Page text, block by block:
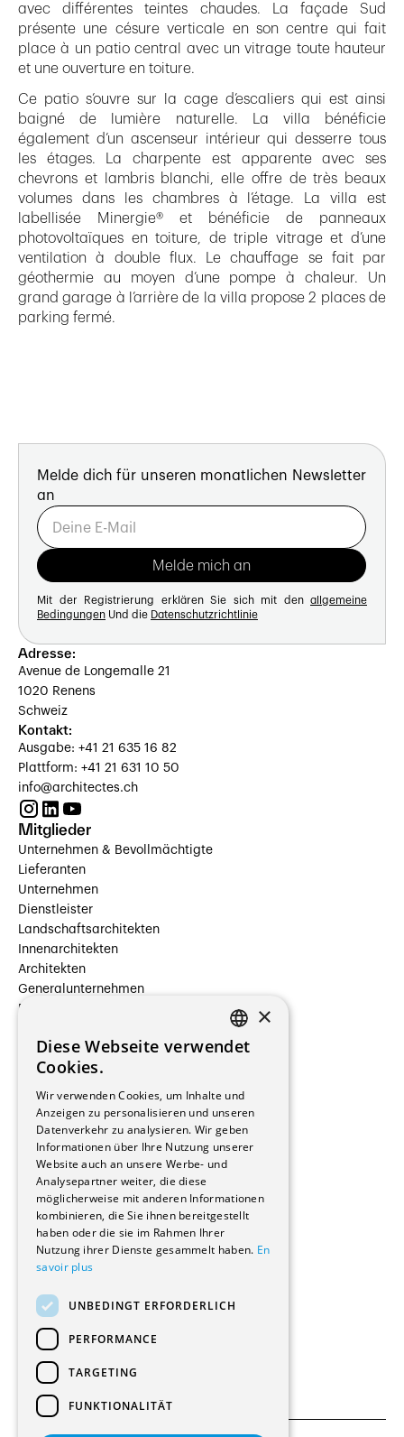
avec différentes teintes chaudes. La façade Sud
présente une césure verticale en son centre qui fait
place à un patio central avec un vitrage toute hauteur
et une ouverture en toiture.
Ce patio s’ouvre sur la cage d’escaliers qui est ainsi
baigné de lumière naturelle. La villa bénéficie
également d’un ascenseur intérieur qui desserre tous
les étages. La charpente est apparente avec ses
chevrons et lambris blanchi, elle offre de très beaux
volumes dans les chambres à l’étage. La villa est
labellisée Minergie® et bénéficie de panneaux
photovoltaïques en toiture, de triple vitrage et d’une
ventilation à double flux. Le chauffage se fait par
géothermie au moyen d’une pompe à chaleur. Un
grand garage à l’arrière de la villa propose 2 places de
parking fermé.
Melde dich für unseren monatlichen Newsletter
an
Mit der Registrierung erklären Sie sich mit den allgemeine
Bedingungen Und die Datenschutzrichtlinie
Adresse:
Avenue de Longemalle 21
1020 Renens
Schweiz
Kontakt:
Ausgabe: +41 21 635 16 82
Plattform: +41 21 631 10 50
info@architectes.ch
Mitglieder
Unternehmen & Bevollmächtigte
Lieferanten
Unternehmen
Dienstleister
Landschaftsarchitekten
Innenarchitekten
Architekten
Generalunternehmen
Beauftragte Unternehmen
Hersteller/Lieferanten
Bauherrschaften
Immobilienverwaltungsgesellschaften
Stockwerkeigentum
Reportagen
Wohnungen
Renovierungen
Innere Umbauten
Gastgewerbe und Tourismus
Verwaltungsgebäude und Geschäfte
Schuleinrichtungen
Medizinische Einrichtungen
Kultur - Sport - Freizeit
Industrie - Handwerk
Transport und Parkplätze
Diverse Bauten
FRENCH
×
Diese Webseite verwendet
Cookies.
Wir verwenden Cookies, um Inhalte und
Anzeigen zu personalisieren und unseren
Datenverkehr zu analysieren. Wir geben
Informationen über Ihre Nutzung unserer
Website auch an unsere Werbe- und
Analysepartner weiter, die diese
möglicherweise mit anderen Informationen
kombinieren, die Sie ihnen bereitgestellt
haben oder die sie im Rahmen Ihrer
Nutzung ihrer Dienste gesammelt haben. En
savoir plus
UNBEDINGT ERFORDERLICH
PERFORMANCE
TARGETING
FUNKTIONALITÄT